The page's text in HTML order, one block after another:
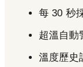
每 30 秒
超溫自動
溫度歷史